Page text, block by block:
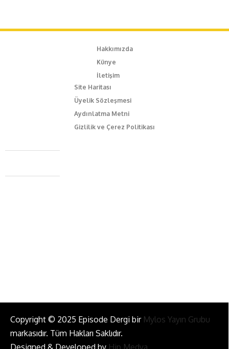
Hakkımızda
Künye
İletişim
Site Haritası
Üyelik Sözleşmesi
Aydınlatma Metni
Gizlilik ve Çerez Politikası
Caferağa Mah. Dr. Şakir Paşa Sok. No3/A Kadıköy İstanbul
+90 543 345 46 00
Copyright © 2025 Episode Dergi bir Mylos Yayın Grubu
markasıdır. Tüm Hakları Saklıdır.
Designed & Developed by Hip Medya